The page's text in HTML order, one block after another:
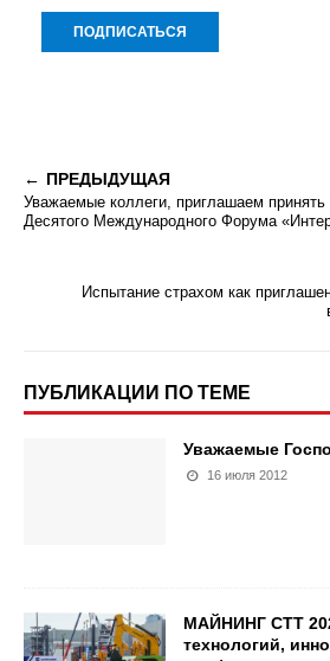
ПРЕДЫДУЩАЯ
Уважаемые коллеги, приглашаем принять
Десятого Международного Форума
Испытание страхом как
ПУБЛИКАЦИИ ПО ТЕМЕ
Уважаемые
16 июля 2012
МАЙНИНГ СТТ
технологий,